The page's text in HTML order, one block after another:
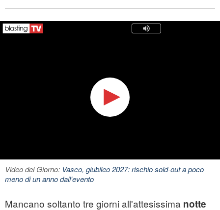
Video del Giorno: Vasco, giubileo 2027: rischio sold-out a poco
meno di un anno dall'evento
Mancano soltanto tre giorni all'attesissima notte